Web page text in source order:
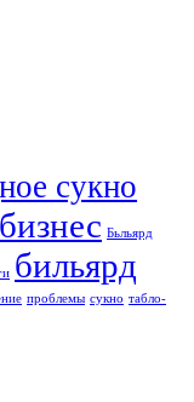
сукно
Бьльярд
бильярд
проблемы сукно табло-